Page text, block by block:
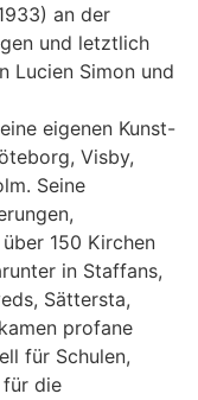
an der
und letztlich
Lucien Simon und
eigenen Kunst-
Visby,
Seine
150 Kirchen
in Staffans,
Sättersta,
profane
für Schulen,
die